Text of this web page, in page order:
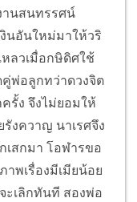
านสนทรรศน์
นอันใหม่มาให้วริ
ลวเมื่อกษิดิศใช้
คู่พ่อลูกทว่าดวงจิต
รั้ง จึงไม่ยอมให้
งควาญ นาเรศจึง
เสกมา โอฬารขอ
พเรื่องมีเมียน้อย
ะเลิกทันที สองพ่อ